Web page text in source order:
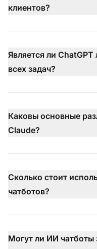
клиентов?
Является ли
всех задач?
Каковы основные
Claude?
Сколько стоит
чатботов?
Могут ли ИИ чатботы